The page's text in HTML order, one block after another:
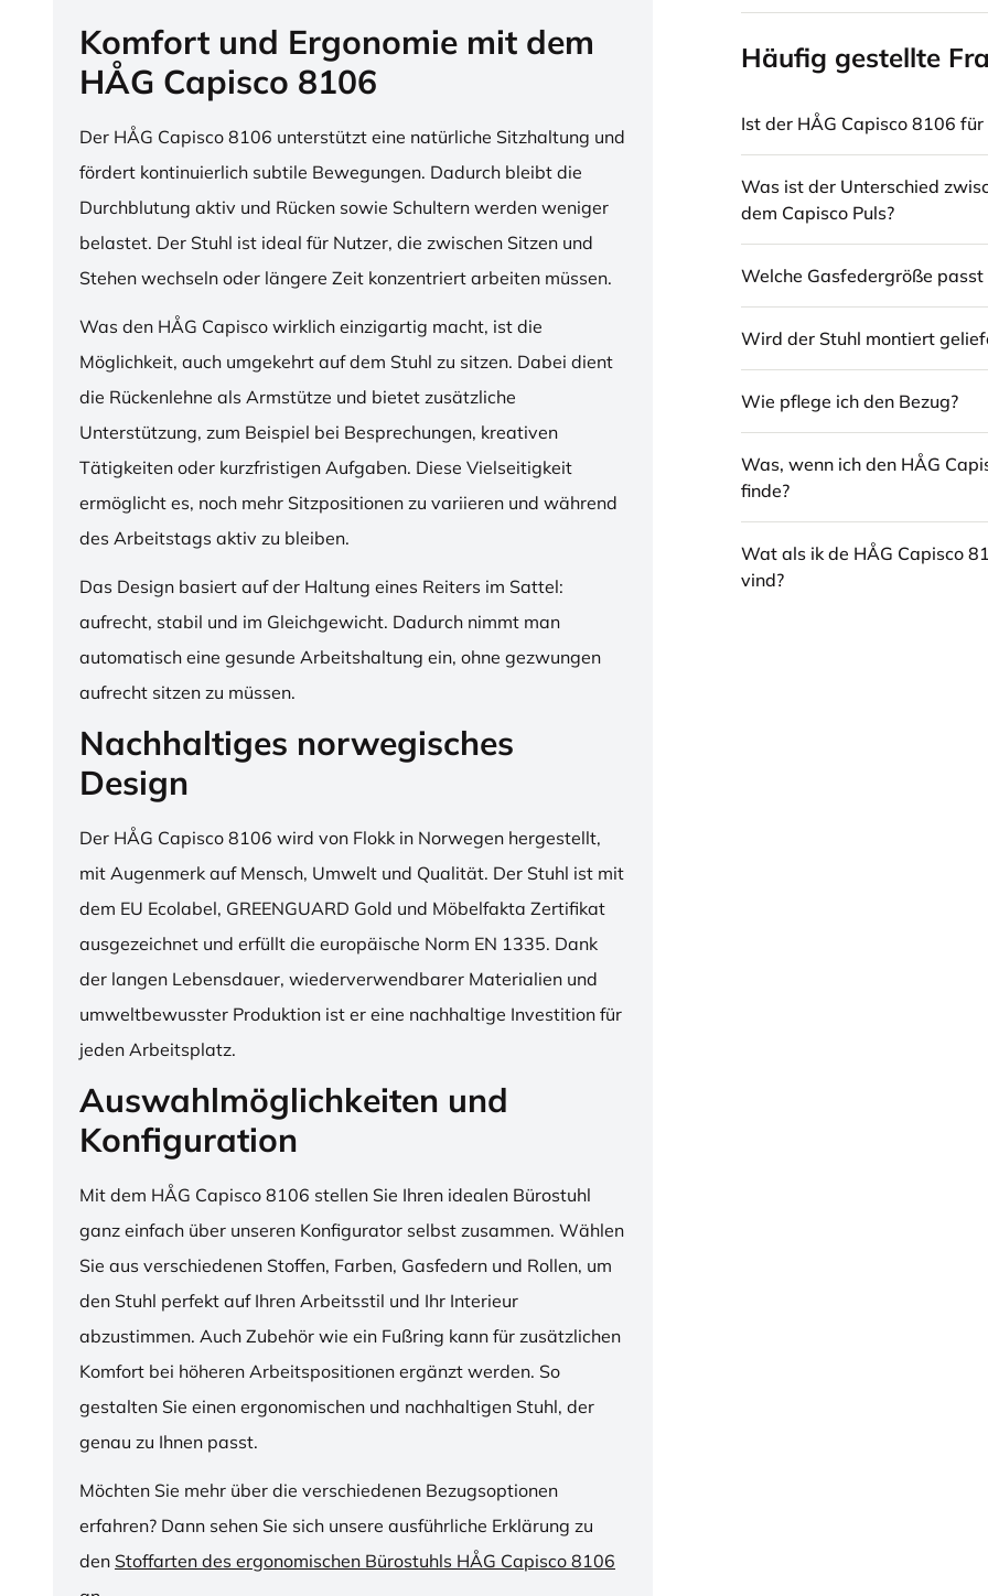
Komfort und Ergonomie mit dem
HÅG Capisco 8106
Der HÅG Capisco 8106 unterstützt eine natürliche Sitzhaltung und
fördert kontinuierlich subtile Bewegungen. Dadurch bleibt die
Durchblutung aktiv und Rücken sowie Schultern werden weniger
belastet. Der Stuhl ist ideal für Nutzer, die zwischen Sitzen und
Stehen wechseln oder längere Zeit konzentriert arbeiten müssen.
Was den HÅG Capisco wirklich einzigartig macht, ist die
Möglichkeit, auch umgekehrt auf dem Stuhl zu sitzen. Dabei dient
die Rückenlehne als Armstütze und bietet zusätzliche
Unterstützung, zum Beispiel bei Besprechungen, kreativen
Tätigkeiten oder kurzfristigen Aufgaben. Diese Vielseitigkeit
ermöglicht es, noch mehr Sitzpositionen zu variieren und während
des Arbeitstags aktiv zu bleiben.
Das Design basiert auf der Haltung eines Reiters im Sattel:
aufrecht, stabil und im Gleichgewicht. Dadurch nimmt man
automatisch eine gesunde Arbeitshaltung ein, ohne gezwungen
aufrecht sitzen zu müssen.
Nachhaltiges norwegisches
Design
Der HÅG Capisco 8106 wird von Flokk in Norwegen hergestellt,
mit Augenmerk auf Mensch, Umwelt und Qualität. Der Stuhl ist mit
dem EU Ecolabel, GREENGUARD Gold und Möbelfakta Zertifikat
ausgezeichnet und erfüllt die europäische Norm EN 1335. Dank
der langen Lebensdauer, wiederverwendbarer Materialien und
umweltbewusster Produktion ist er eine nachhaltige Investition für
jeden Arbeitsplatz.
Auswahlmöglichkeiten und
Konfiguration
Mit dem HÅG Capisco 8106 stellen Sie Ihren idealen Bürostuhl
ganz einfach über unseren Konfigurator selbst zusammen. Wählen
Sie aus verschiedenen Stoffen, Farben, Gasfedern und Rollen, um
den Stuhl perfekt auf Ihren Arbeitsstil und Ihr Interieur
abzustimmen. Auch Zubehör wie ein Fußring kann für zusätzlichen
Komfort bei höheren Arbeitspositionen ergänzt werden. So
gestalten Sie einen ergonomischen und nachhaltigen Stuhl, der
genau zu Ihnen passt.
Möchten Sie mehr über die verschiedenen Bezugsoptionen
erfahren? Dann sehen Sie sich unsere ausführliche Erklärung zu
den Stoffarten des ergonomischen Bürostuhls HÅG Capisco 8106
Häufig gestellte
Ist der HÅG Capisco 8106
Was ist der Unterschied
dem Capisco Puls?
Welche Gasfedergröße passt
Wird der Stuhl montiert
Wie pflege ich den Bezug?
Was, wenn ich den HÅG
finde?
Wat als ik de HÅG Capisco
vind?